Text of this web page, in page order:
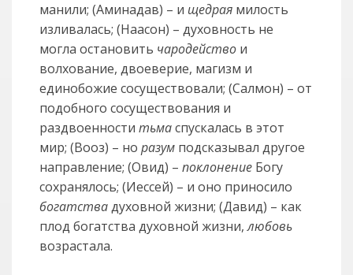
манили; (Аминадав) – и щедрая милость
изливалась; (Наасон) – духовность не
могла остановить чародейство и
волхование, двоеверие, магизм и
единобожие сосуществовали; (Салмон) – от
подобного сосуществования и
раздвоенноститьмаспускалась в этот
мир; (Вооз) – норазум подсказывал другое
направление; (Овид) –поклонение Богу
сохранялось; (Иессей) – и оно приносило
богатствадуховной жизни; (Давид) – как
плод богатства духовной жизни,любовь
возрастала.